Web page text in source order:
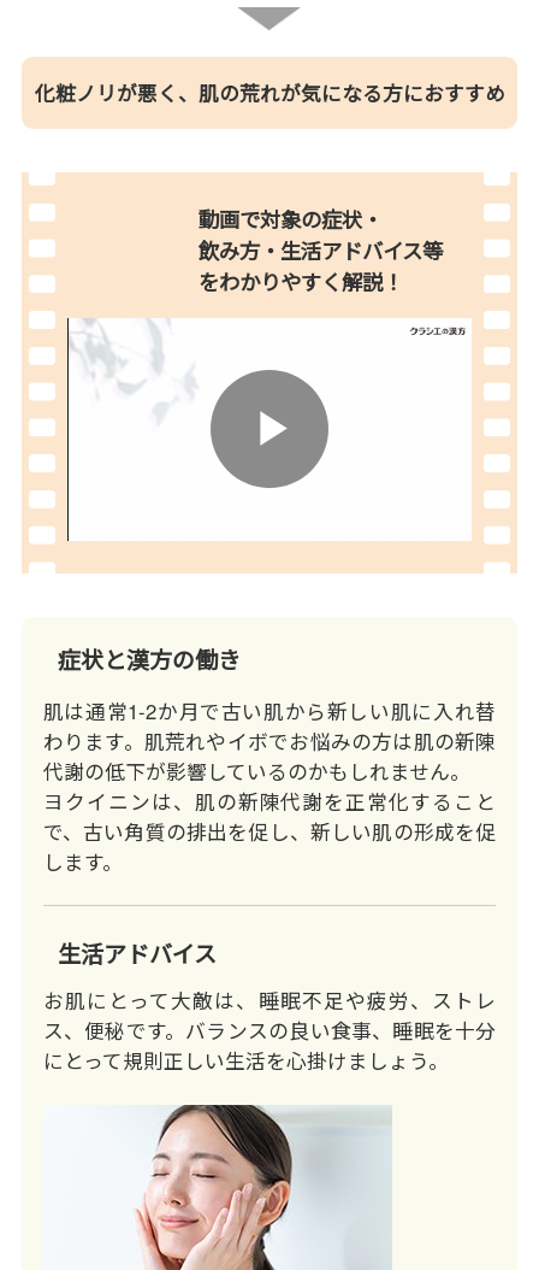
化粧ノリが悪く、肌の荒れが気になる方におすすめ
動画で対象の症状・
飲み方・生活アドバイス等
をわかりやすく解説！
Play
症状と漢方の働き
肌は通常1-2か月で古い肌から新しい肌に入れ替
わります。肌荒れやイボでお悩みの方は肌の新陳
代謝の低下が影響しているのかもしれません。
ヨクイニンは、肌の新陳代謝を正常化すること
で、古い角質の排出を促し、新しい肌の形成を促
します。
生活アドバイス
お肌にとって大敵は、睡眠不足や疲労、ストレ
ス、便秘です。バランスの良い食事、睡眠を十分
にとって規則正しい生活を心掛けましょう。